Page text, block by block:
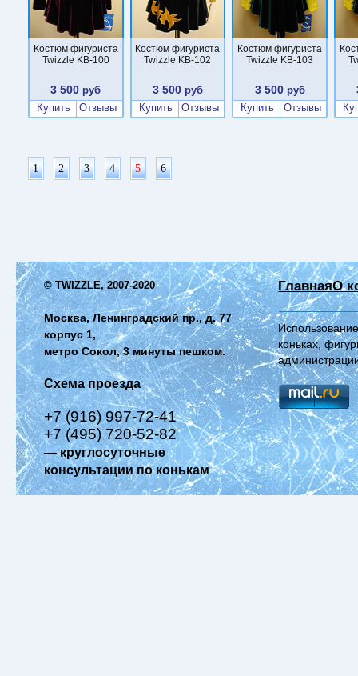
Костюм фигуриста
Twizzle KB-100
3 500 руб
Купить
Отзывы
Костюм фигуриста
Twizzle KB-102
3 500 руб
Купить
Отзывы
Костюм фигуриста
Twizzle KB-103
3 500руб
Купить
Отзывы
1 2 3 4 5 6
© TWIZZLE, 2007-2020
Москва, Ленинградский пр., д. 77
корпус 1,
метро Сокол, 3 минуты пешком.
Схема проезда
+7 (916) 997-72-41
+7 (495) 720-52-82
— круглосуточные
консультации по конькам
ГлавнаяО
коньках,